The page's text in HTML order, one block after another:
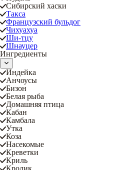
Сибирский хаски
Такса
Французский бульдог
Чихуахуа
Ши-тцу
Шнауцер
Ингредиенты
Индейка
Анчоусы
Бизон
Белая рыба
Домашняя птица
Кабан
Камбала
Утка
Коза
Насекомые
Креветки
Криль
Кролик